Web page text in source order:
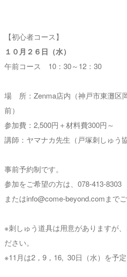
【初心者コース】
１０月２６ 日（水）
午前コース 10：30～12：30
場 所：Zenma店内（神戸市東灘区
前）
参加費：2,500円＋材料費300円～
講師：ヤマナカ先生（戸塚刺しゅう
事前予約制です。
参加をご希望の方は、078-413-8303
またはinfo@come-beyond.comまでご
※刺しゅう道具は用意がありますが
ださい。
※11月は2，9，16, 30日（水）を予定